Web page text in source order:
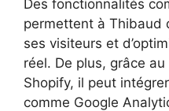
Des fonctionnalités
permettent à Thibaud
ses visiteurs et
réel. De plus, grâce
Shopify, il peut
comme Google